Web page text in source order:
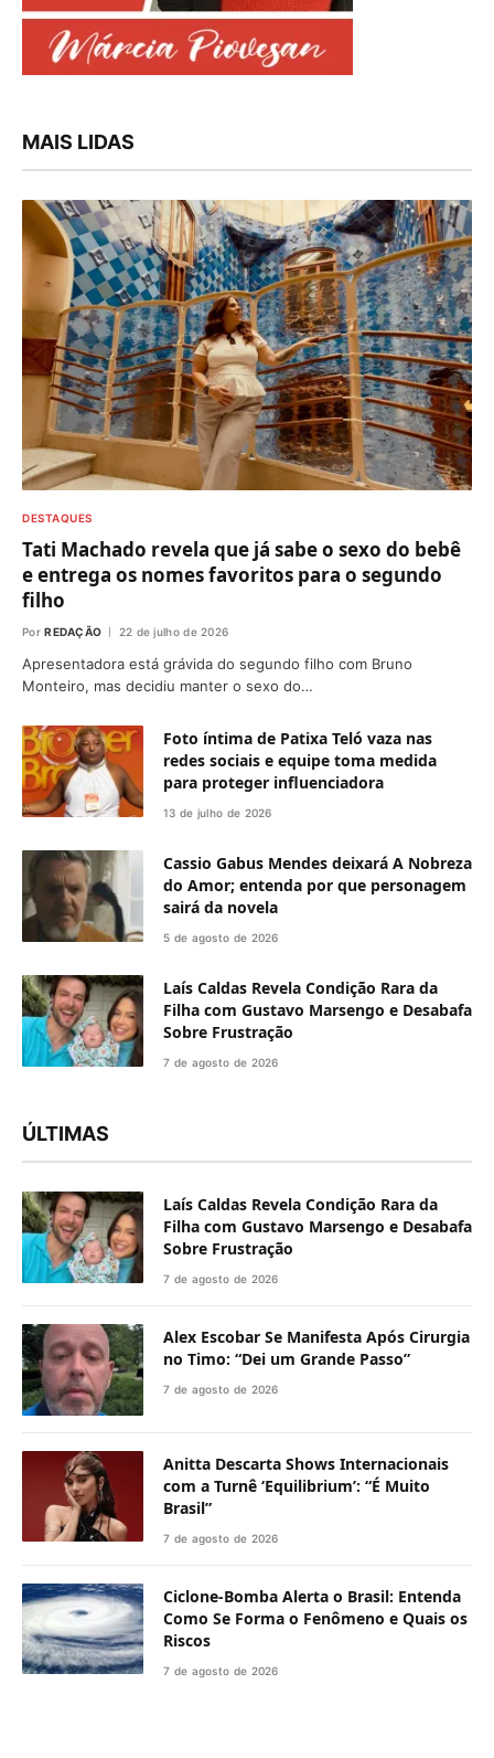
MAIS LIDAS
DESTAQUES
Tati Machado revela que já sabe o sexo do bebê
e entrega os nomes favoritos para o segundo
filho
Por REDAÇÃO 22 de julho de 2026
Apresentadora está grávida do segundo filho com Bruno
Monteiro, mas decidiu manter o sexo do…
Foto íntima de Patixa Teló vaza nas
redes sociais e equipe toma medida
para proteger influenciadora
13 de julho de 2026
Cassio Gabus Mendes deixará A Nobreza
do Amor; entenda por que personagem
sairá da novela
5 de agosto de 2026
Laís Caldas Revela Condição Rara da
Filha com Gustavo Marsengo e Desabafa
Sobre Frustração
7 de agosto de 2026
ÚLTIMAS
Laís Caldas Revela Condição Rara da
Filha com Gustavo Marsengo e Desabafa
Sobre Frustração
7 de agosto de 2026
Alex Escobar Se Manifesta Após Cirurgia
no Timo: “Dei um Grande Passo”
7 de agosto de 2026
Anitta Descarta Shows Internacionais
com a Turnê ‘Equilibrium’: “É Muito
Brasil”
7 de agosto de 2026
Ciclone-Bomba Alerta o Brasil: Entenda
Como Se Forma o Fenômeno e Quais os
Riscos
7 de agosto de 2026